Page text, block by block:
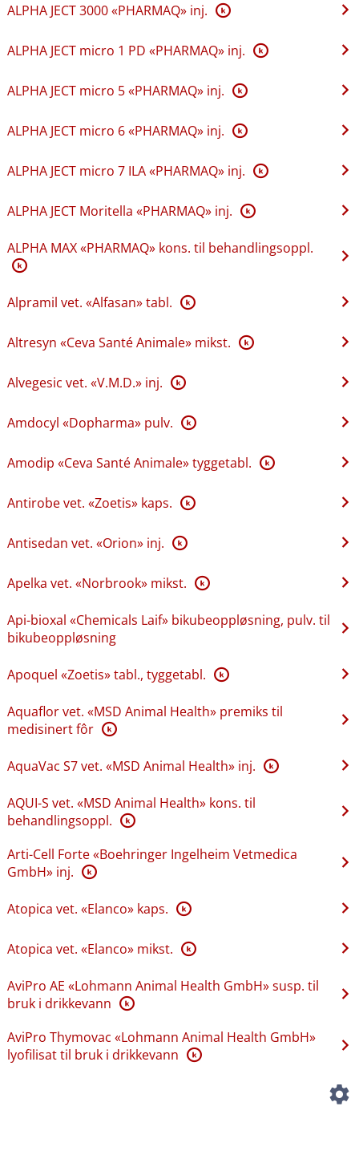
ALPHA JECT 3000 «PHARMAQ» inj. K
ALPHA JECT micro 1 PD «PHARMAQ» inj. K
ALPHA JECT micro 5 «PHARMAQ» inj. K
ALPHA JECT micro 6 «PHARMAQ» inj. K
ALPHA JECT micro 7 ILA «PHARMAQ» inj. K
ALPHA JECT Moritella «PHARMAQ» inj. K
ALPHA MAX «PHARMAQ» kons. til behandlingsoppl.
K
Alpramil vet. «Alfasan» tabl. K
Altresyn «Ceva Santé Animale» mikst. K
Alvegesic vet. «V.M.D.» inj. K
Amdocyl «Dopharma» pulv. K
Amodip «Ceva Santé Animale» tyggetabl. K
Antirobe vet. «Zoetis» kaps. K
Antisedan vet. «Orion» inj. K
Apelka vet. «Norbrook» mikst. K
Api-bioxal «Chemicals Laif» bikubeoppløsning, pulv. til
bikubeoppløsning
Apoquel «Zoetis» tabl., tyggetabl. K
Aquaflor vet. «MSD Animal Health» premiks til
medisinert fôr K
AquaVac S7 vet. «MSD Animal Health» inj. K
AQUI-S vet. «MSD Animal Health» kons. til
behandlingsoppl. K
Arti-Cell Forte «Boehringer Ingelheim Vetmedica
GmbH» inj. K
Atopica vet. «Elanco» kaps. K
Atopica vet. «Elanco» mikst. K
AviPro AE «Lohmann Animal Health GmbH» susp. til
bruk i drikkevann K
AviPro Thymovac «Lohmann Animal Health GmbH»
lyofilisat til bruk i drikkevann K